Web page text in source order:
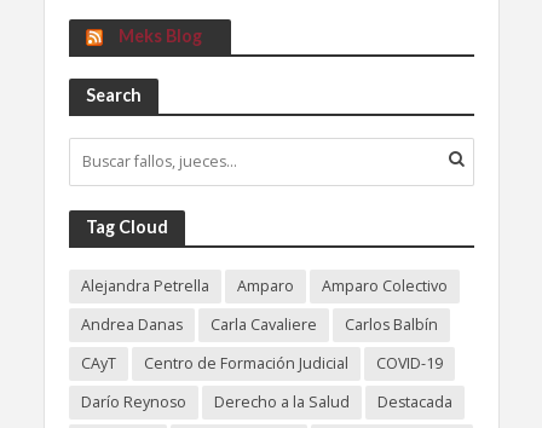
Meks Blog
Search
Tag Cloud
Alejandra Petrella Amparo
Amparo Colectivo
Andrea Danas
Carla Cavaliere
Carlos Balbín
CAyT
Centro de Formación Judicial
COVID-19
Darío Reynoso
Derecho a la Salud
Destacada